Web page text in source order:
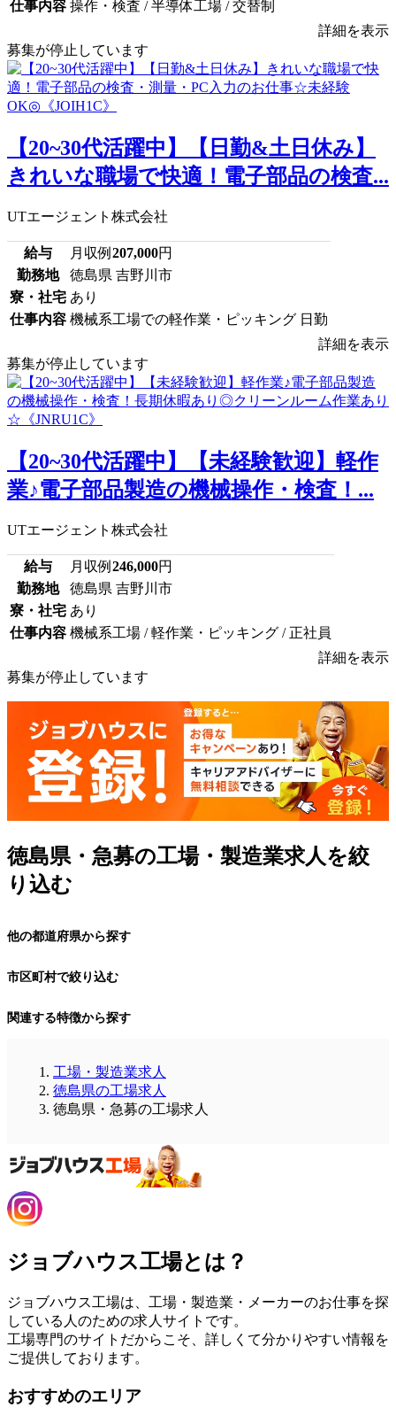
仕事内容 操作・検査 / 半導体工場 / 交替制
詳細を表示
募集が停止しています
【20~30代活躍中】【日勤&土日休み】
きれいな職場で快適！電子部品の検査...
UTエージェント株式会社
給与 月収例 207,000円
勤務地
徳島県 吉野川市
寮・社宅 あり
仕事内容 機械系工場での軽作業・ピッキング 日勤
詳細を表示
募集が停止しています
【20~30代活躍中】【未経験歓迎】軽作
業♪電子部品製造の機械操作・検査！...
UTエージェント株式会社
給与 月収例 246,000円
勤務地
徳島県 吉野川市
寮・社宅 あり
仕事内容 機械系工場 / 軽作業・ピッキング / 正社員
詳細を表示
募集が停止しています
徳島県・急募の工場・製造業求人を絞
り込む
他の都道府県から探す
市区町村で絞り込む
関連する特徴から探す
工場・製造業求人
徳島県の工場求人
徳島県・急募の工場求人
ジョブハウス工場とは？
ジョブハウス工場は、工場・製造業・メーカーのお仕事を探
している人のための求人サイトです。
工場専門のサイトだからこそ、詳しくて分かりやすい情報を
ご提供しております。
おすすめのエリア